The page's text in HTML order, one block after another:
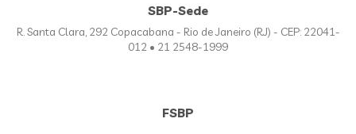
SBP-Sede
R. Santa Clara, 292 Copacabana - Rio de Janeiro (RJ) - CEP: 22041-
012 • 21 2548-1999
FSBP